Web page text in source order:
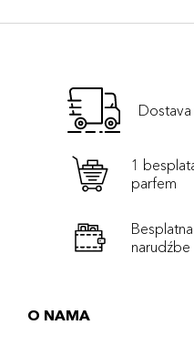
Dostava
1
parfem
O NAMA